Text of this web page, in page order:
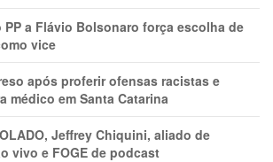
PP a Flávio Bolsonaro força escolha de
vice
após proferir ofensas racistas e
médico em Santa Catarina
Jeffrey Chiquini, aliado de
vivo e FOGE de podcast